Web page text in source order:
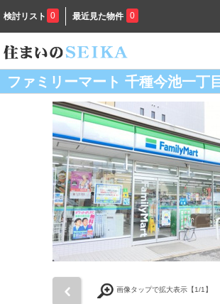
検討リスト 0 最近見た物件 0
ファミリーマート 千種今池一丁
画像タップで拡大表示【1/1】